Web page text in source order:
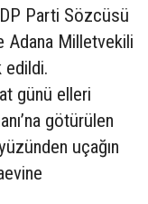
Parti Sözcüsü
Adana Milletvekili
edildi.
günü elleri
götürülen
uçağın